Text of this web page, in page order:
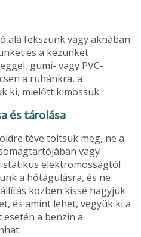
alá fekszünk vagy aknában
és a kezünket
gumi- vagy PVC-
a ruhánkra, a
ki, mielőtt kimossuk.
és tárolása
téve töltsük meg, ne a
vagy
elektromosságtól
a hőtágulásra, és ne
közben kissé hagyjuk
és amint lehet, vegyük ki a
a benzin a